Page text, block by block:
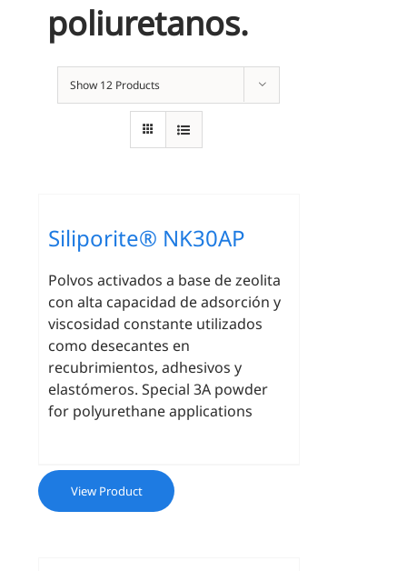
poliuretanos.
Show 12 Products
Siliporite® NK30AP
Polvos activados a base de zeolita
con alta capacidad de adsorción y
viscosidad constante utilizados
como desecantes en
recubrimientos, adhesivos y
elastómeros. Special 3A powder
for polyurethane applications
View Product